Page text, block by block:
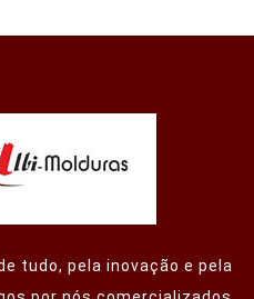
tudo, pela inovação e pela